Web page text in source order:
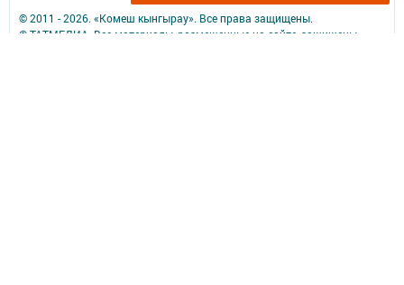
© 2011 - 2026. «Комеш кынгырау». Все права защищены.
© ТАТМЕДИА. Все материалы, размещенные на сайте, защищены